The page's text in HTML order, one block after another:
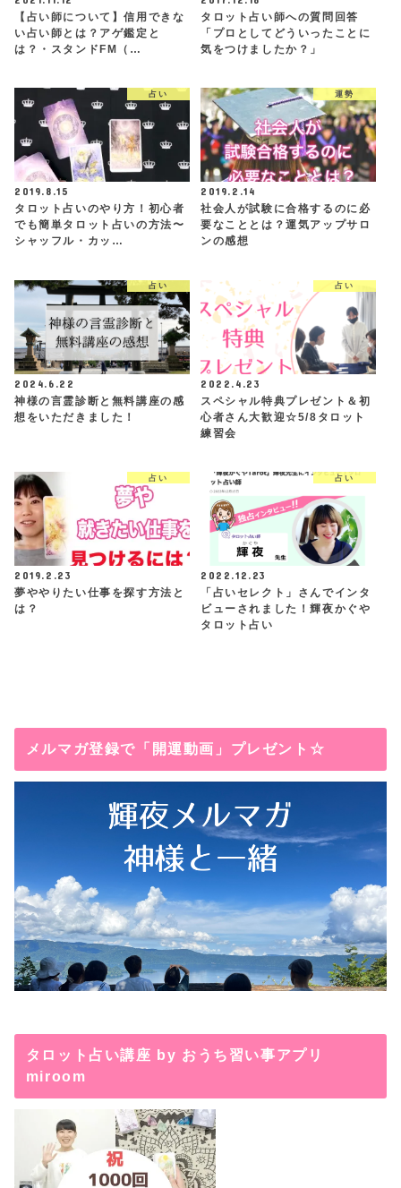
【占い師について】信用できな
い占い師とは？アゲ鑑定と
は？・スタンドFM（…
タロット占い師への質問回答
「プロとしてどういったことに
気をつけましたか？」
占い
2019.8.15
タロット占いのやり方！初心者
でも簡単タロット占いの方法〜
シャッフル・カッ…
運勢
2019.2.14
社会人が試験に合格するのに必
要なこととは？運気アップサロ
ンの感想
占い
2024.6.22
神様の言霊診断と無料講座の感
想をいただきました！
占い
2022.4.23
スペシャル特典プレゼント＆初
心者さん大歓迎☆5/8タロット
練習会
占い
2019.2.23
夢ややりたい仕事を探す方法と
は？
占い
2022.12.23
「占いセレクト」さんでインタ
ビューされました！輝夜かぐや
タロット占い
メルマガ登録で「開運動画」プレゼント☆
タロット占い講座 by おうち習い事アプリ
miroom